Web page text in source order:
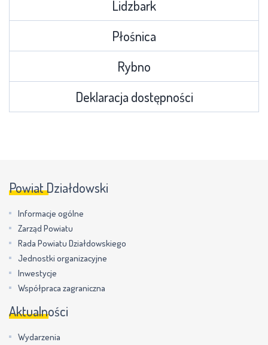
Lidzbark
Płośnica
Rybno
Deklaracja dostępności
Powiat Działdowski
Informacje ogólne
Zarząd Powiatu
Rada Powiatu Działdowskiego
Jednostki organizacyjne
Inwestycje
Współpraca zagraniczna
Aktualności
Wydarzenia